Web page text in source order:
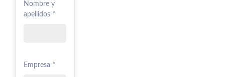
Nombre y
apellidos *
Empresa *